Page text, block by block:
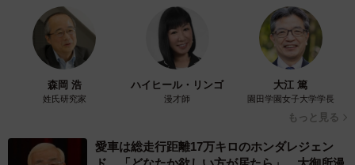
森岡 浩
姓氏研究家
ハイヒール・リンゴ
漫才師
大江 篤
園田学園女子大学学長
もっと見る
愛車は総走行距離17万キロのホンダレジェン